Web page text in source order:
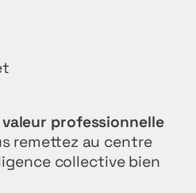
professionnelle
remettez au centre
collective bien